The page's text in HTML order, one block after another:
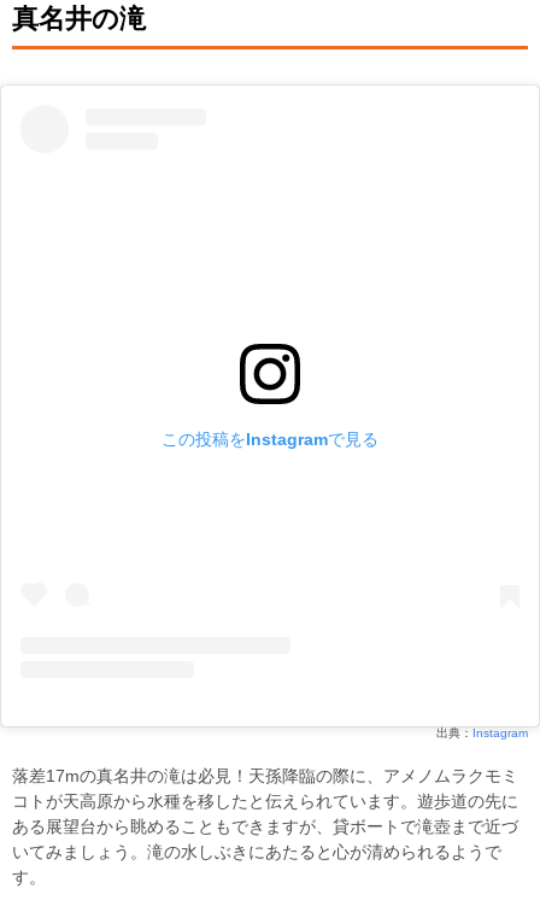
真名井の滝
この投稿をInstagramで見る
出典： Instagram
落差17mの真名井の滝は必見！天孫降臨の際に、アメノムラクモミ
コトが天高原から水種を移したと伝えられています。遊歩道の先に
ある展望台から眺めることもできますが、貸ボートで滝壺まで近づ
いてみましょう。滝の水しぶきにあたると心が清められるようで
す。